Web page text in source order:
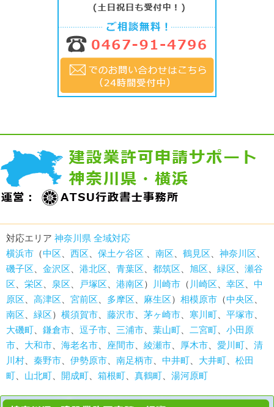
対応エリア 神奈川県 全域対応
横浜市 （中区 西区 保土ケ谷区 南区 鶴見区 神奈川区
磯子区
金沢区 港北区 青葉区 都筑区 旭区 緑区
瀬谷
区
栄区 泉区 戸塚区 港南区） 川崎市 （ 川崎区 幸区
中
原区
高津区 宮前区 多摩区 麻生区） 相模原市 （中央区
南区
緑区） 横須賀市 藤沢市 茅ヶ崎市 寒川町 平塚市
大磯町
鎌倉市 逗子市 三浦市 葉山町 二宮町
小田原
市
大和市 海老名市 座間市 綾瀬市 厚木市 愛川町
清
川村
秦野市 伊勢原市 南足柄市 中井町 大井町
松田
町
山北町 開成町 箱根町 真鶴町 湯河原町